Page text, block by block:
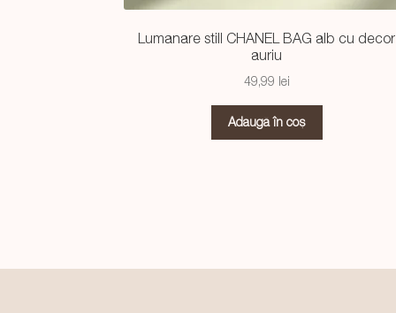
Lumanare still CHANEL BAG alb cu decor
auriu
49,99 lei
Adaugă în coș